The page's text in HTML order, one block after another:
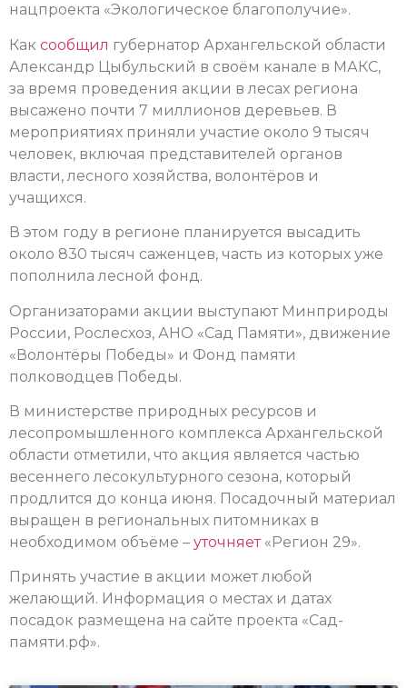
нацпроекта «Экологическое благополучие».
Как сообщил губернатор Архангельской области
Александр Цыбульский в своём канале в МАКС,
за время проведения акции в лесах региона
высажено почти 7 миллионов деревьев. В
мероприятиях приняли участие около 9 тысяч
человек, включая представителей органов
власти, лесного хозяйства, волонтёров и
учащихся.
В этом году в регионе планируется высадить
около 830 тысяч саженцев, часть из которых уже
пополнила лесной фонд.
Организаторами акции выступают Минприроды
России, Рослесхоз, АНО «Сад Памяти», движение
«Волонтёры Победы» и Фонд памяти
полководцев Победы.
В министерстве природных ресурсов и
лесопромышленного комплекса Архангельской
области отметили, что акция является частью
весеннего лесокультурного сезона, который
продлится до конца июня. Посадочный материал
выращен в региональных питомниках в
необходимом объёме – уточняет«Регион 29».
Принять участие в акции может любой
желающий. Информация о местах и датах
посадок размещена на сайте проекта «Сад-
памяти.рф».